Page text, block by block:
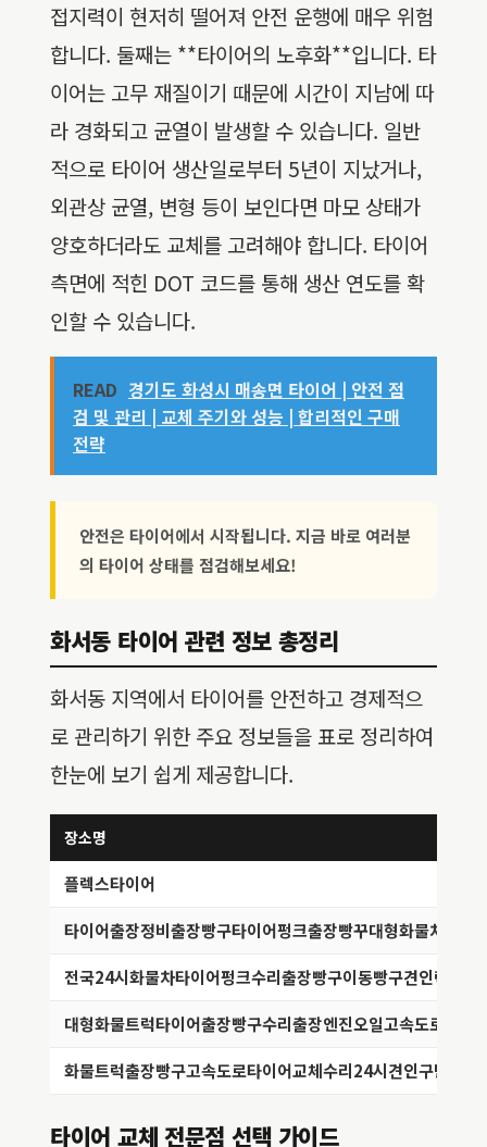
접지력이 현저히 떨어져 안전 운행에 매우 위험
합니다. 둘째는 **타이어의 노후화**입니다. 타
이어는 고무 재질이기 때문에 시간이 지남에 따
라 경화되고 균열이 발생할 수 있습니다. 일반
적으로 타이어 생산일로부터 5년이 지났거나,
외관상 균열, 변형 등이 보인다면 마모 상태가
양호하더라도 교체를 고려해야 합니다. 타이어
측면에 적힌 DOT 코드를 통해 생산 연도를 확
인할 수 있습니다.
READ 경기도 화성시 매송면 타이어 | 안전 점
검 및 관리 | 교체 주기와 성능 | 합리적인 구매
전략
안전은 타이어에서 시작됩니다. 지금 바로 여러분
의 타이어 상태를 점검해보세요!
화서동 타이어 관련 정보 총정리
화서동 지역에서 타이어를 안전하고 경제적으
로 관리하기 위한 주요 정보들을 표로 정리하여
한눈에 보기 쉽게 제공합니다.
장소명
플렉스타이어
타이어출장정비출장빵구타이어펑크출장빵꾸대형화물차타이
전국24시화물차타이어펑크수리출장빵구이동빵구견인렉카
대형화물트럭타이어출장빵구수리출장엔진오일고속도로견인
화물트럭출장빵구고속도로타이어교체수리24시견인구난
타이어 교체 전문점 선택 가이드